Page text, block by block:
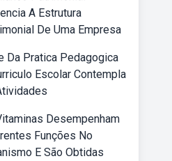
A Estrutura
De Uma Empresa
Da Pratica Pedagogica
Escolar Contempla
Desempenham
Funções No
E São Obtidas